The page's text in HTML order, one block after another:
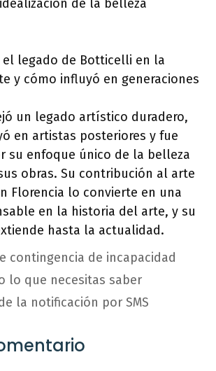
de la belleza
el legado de Botticelli en la
y cómo influyó en generaciones
un legado artístico duradero,
en artistas posteriores y fue
su enfoque único de la belleza
obras. Su contribución al arte
Florencia lo convierte en una
en la historia del arte, y su
hasta la actualidad.
contingencia de incapacidad
lo que necesitas saber
la notificación por SMS